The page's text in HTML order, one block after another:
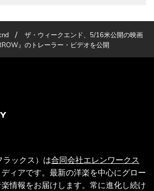
/
ザ・ウィークエンド、5/16米公開の映画
』のトレーラー・ビデオを公開
ックス）は合同会社エレンワークス
ィアです。最新の洋楽を中心にグロー
情報をお届けします。常に進化し続け